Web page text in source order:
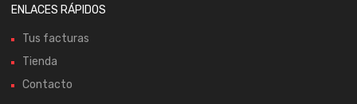
ENLACES RÁPIDOS
Tus facturas
Tienda
Contacto